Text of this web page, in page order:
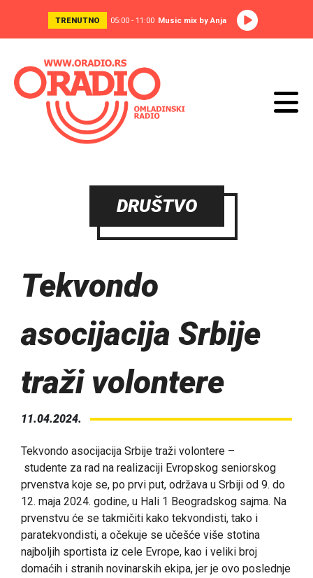
TRENUTNO 05:00 - 11:00 Music mix by Anja
DRUŠTVO
Tekvondo
asocijacija Srbije
traži volontere
11.04.2024.
Tekvondo asocijacija Srbije traži volontere –
studente za rad na realizaciji Evropskog seniorskog
prvenstva koje se, po prvi put, održava u Srbiji od 9. do
12. maja 2024. godine, u Hali 1 Beogradskog sajma. Na
prvenstvu će se takmičiti kako tekvondisti, tako i
paratekvondisti, a očekuje se učešće više stotina
najboljih sportista iz cele Evrope, kao i veliki broj
domaćih i stranih novinarskih ekipa, jer je ovo poslednje